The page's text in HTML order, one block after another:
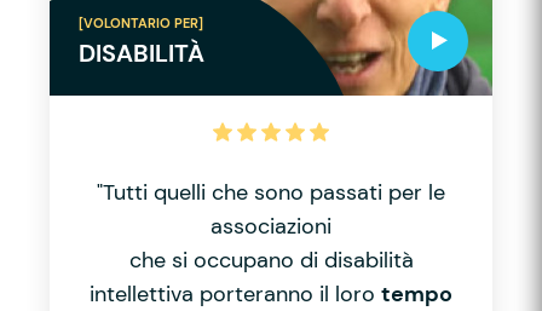
[VOLONTARIO PER]
DISABILITÀ
"Tutti quelli che sono passati per le
associazioni
che si occupano di disabilità
intellettiva porteranno il loro tempo